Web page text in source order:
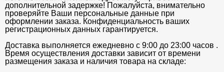
дополнительной задержке! Пожалуйста, внимательно
проверяйте Ваши персональные данные при
оформлении заказа. Конфиденциальность ваших
регистрационных данных гарантируется.
Доставка выполняется ежедневно с 9:00 до 23:00 часов .
Время осуществления доставки зависит от времени
размещения заказа и наличия товара на складе: